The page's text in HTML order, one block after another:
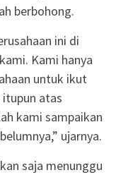
berbohong.
ini di
Kami hanya
untuk ikut
atas
kami sampaikan
ujarnya.
saja menunggu